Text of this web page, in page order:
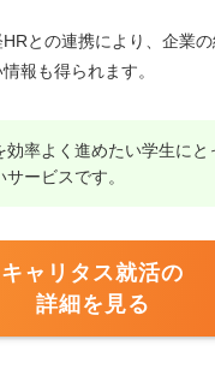
との連携により、企業
報も得られます。
効率よく進めたい学生にと
ービスです。
キャリタス就活の
詳細を見る